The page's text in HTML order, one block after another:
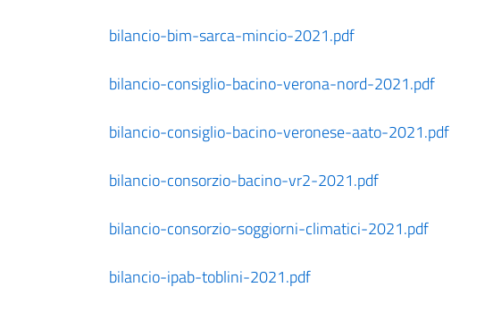
bilancio-bim-sarca-mincio-2021.pdf
bilancio-consiglio-bacino-verona-nord-2021.pdf
bilancio-consiglio-bacino-veronese-aato-2021.pdf
bilancio-consorzio-bacino-vr2-2021.pdf
bilancio-consorzio-soggiorni-climatici-2021.pdf
bilancio-ipab-toblini-2021.pdf